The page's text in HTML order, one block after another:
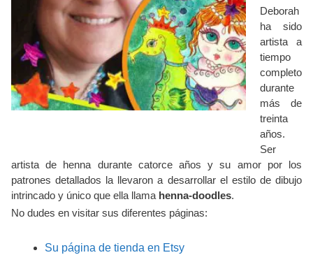
Deborah
ha sido
artista a
tiempo
completo
durante
más de
treinta
años.
Ser
artista de henna durante catorce años y su amor por los
patrones detallados la llevaron a desarrollar el estilo de dibujo
intrincado y único que ella llama henna-doodles.
No dudes en visitar sus diferentes páginas:
Su página de tienda en Etsy